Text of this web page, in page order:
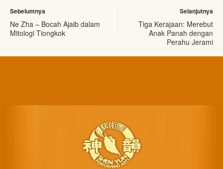
Sebelumnya
Ne Zha – Bocah Ajaib dalam
Mitologi Tiongkok
Selanjutnya
Tiga Kerajaan: Merebut
Anak Panah dengan
Perahu Jerami